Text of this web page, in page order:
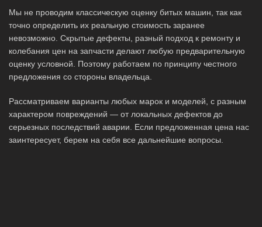
Мы не проводим классическую оценку битых машин, так как
точно определить их реальную стоимость заранее
невозможно. Скрытые дефекты, разный подход к ремонту и
колебания цен на запчасти делают любую предварительную
оценку условной. Поэтому работаем по принципу честного
предложения со стороны владельца.
Рассматриваем варианты любых марок и моделей, с разным
характером повреждений — от локальных дефектов до
серьезных последствий аварии. Если предложенная цена нас
заинтересует, берем на себя все дальнейшие вопросы.